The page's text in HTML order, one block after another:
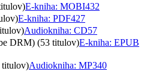
E-kniha: MOBI432
E-kniha: PDF427
Audiokniha: CD57
DRM) (53 titulov)E-kniha: EPUB
titulov)Audiokniha: MP340